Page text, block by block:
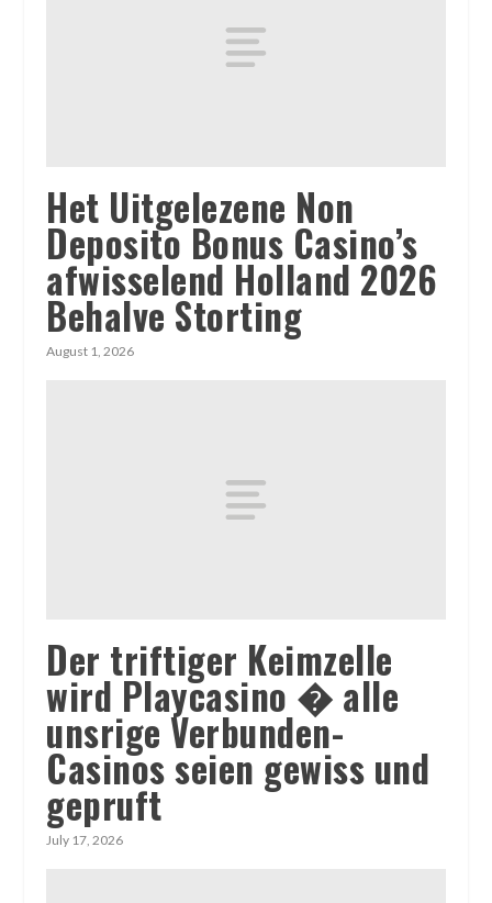
Het Uitgelezene Non
Deposito Bonus Casino’s
afwisselend Holland 2026
Behalve Storting
August 1, 2026
Der triftiger Keimzelle
wird Playcasino � alle
unsrige Verbunden-
Casinos seien gewiss und
gepruft
July 17, 2026